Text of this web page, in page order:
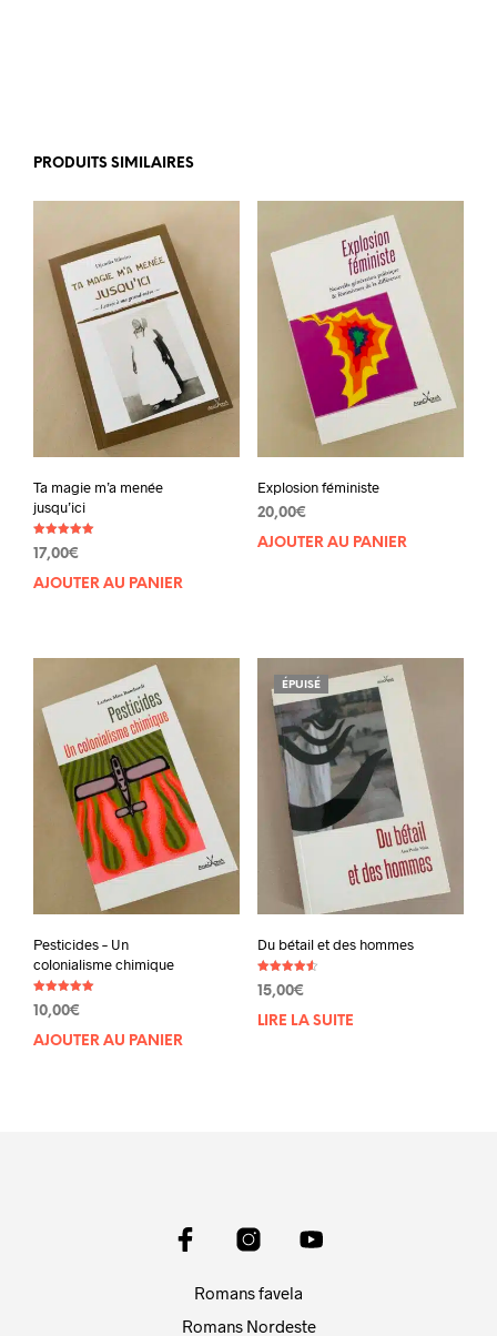
PRODUITS SIMILAIRES
Ta magie m’a menée
jusqu’ici
5.00
17,00€
AJOUTER AU PANIER
Explosion féministe
20,00€
AJOUTER AU PANIER
Pesticides – Un
colonialisme chimique
5.00
10,00€
AJOUTER AU PANIER
ÉPUISÉ
Du bétail et des hommes
4.60
15,00€
LIRE LA SUITE
Romans favela
Romans Nordeste